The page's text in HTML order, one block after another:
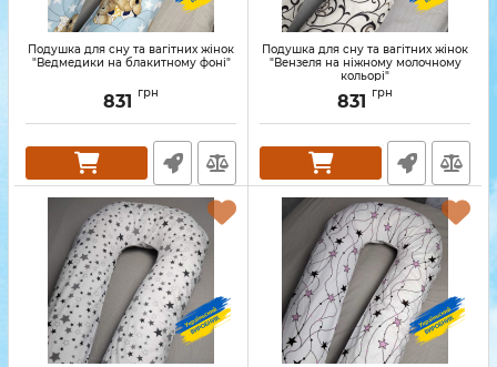
Подушка для сну та вагітних жінок
"Ведмедики на блакитному фоні"
831 грн
Подушка для сну та вагітних жінок
"Вензеля на ніжному молочному
кольорі"
831 грн